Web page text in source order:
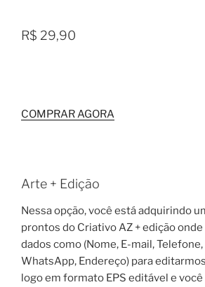
R$ 29,90
COMPRAR AGORA
Arte + Edição
Nessa opção, você está adquirindo
prontos do Criativo AZ + edição
dados como (Nome, E-mail, Telefone,
WhatsApp, Endereço) para
logo em formato EPS editável e